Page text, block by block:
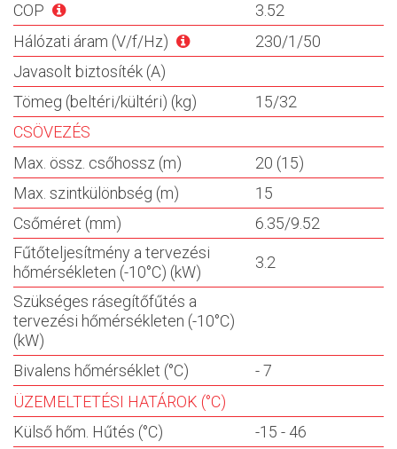
COP
3.52
Hálózati áram (V/f/Hz)
230/1/50
Javasolt biztosíték (A)
Tömeg (beltéri/kültéri) (kg)
15/32
CSÖVEZÉS
Max. össz. csőhossz (m)
20 (15)
Max. szintkülönbség (m)
15
Csőméret (mm)
6.35/9.52
Fűtőteljesítmény a tervezési
hőmérsékleten (-10°C) (kW)
3.2
Szükséges rásegítőfűtés a
tervezési hőmérsékleten (-10°C)
(kW)
Bivalens hőmérséklet (°C)
- 7
ÜZEMELTETÉSI HATÁROK (°C)
Külső hőm. Hűtés (°C)
-15 - 46